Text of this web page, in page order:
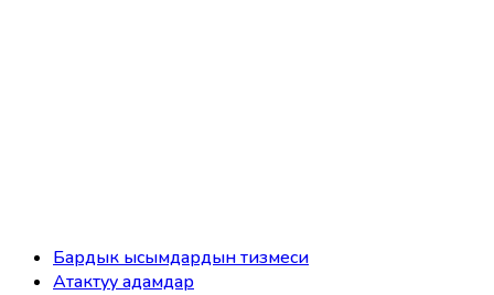
Бардык ысымдардын тизмеси
Атактуу адамдар